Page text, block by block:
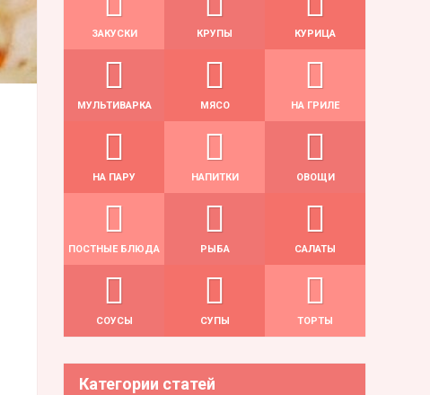
ЗАКУСКИ КРУПЫ КУРИЦА
МУЛЬТИВАРКА МЯСО НА ГРИЛЕ
НА ПАРУ НАПИТКИ ОВОЩИ
ПОСТНЫЕ БЛЮДА РЫБА САЛАТЫ
СОУСЫ СУПЫ ТОРТЫ
Категории статей